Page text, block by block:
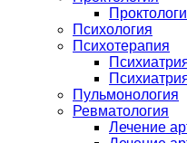
Психология
Психотерапия
Пульмонология
Ревматология
Лечение